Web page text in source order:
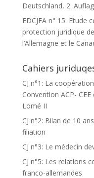
Deutschland, 2.
EDCJFA n° 15:
protection juridique
l’Allemagne et le
Cahiers
CJ n°1: La
Convention ACP-
Lomé II
CJ n°2: Bilan de 10
filiation
CJ n°3: Le médecin
CJ n°5: Les relations
franco-allemandes